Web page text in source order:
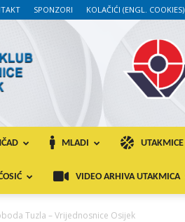
SPONZORI KOLAČIĆI (ENGL. COOKIES)
MLADI UTAKMICE
VIDEO ARHIVA UTAKMICA
Tuzla – Vrijednosnice Osijek